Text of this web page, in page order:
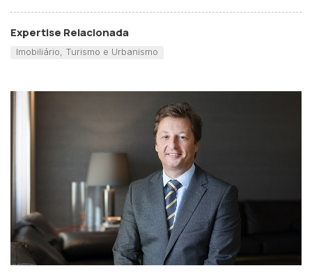
Expertise Relacionada
Imobiliário, Turismo e Urbanismo